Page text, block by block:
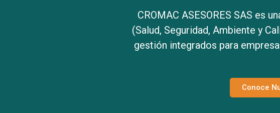
CROMAC ASESORES SAS es
(Salud, Seguridad, Ambiente y
gestión integrados para
Conoce